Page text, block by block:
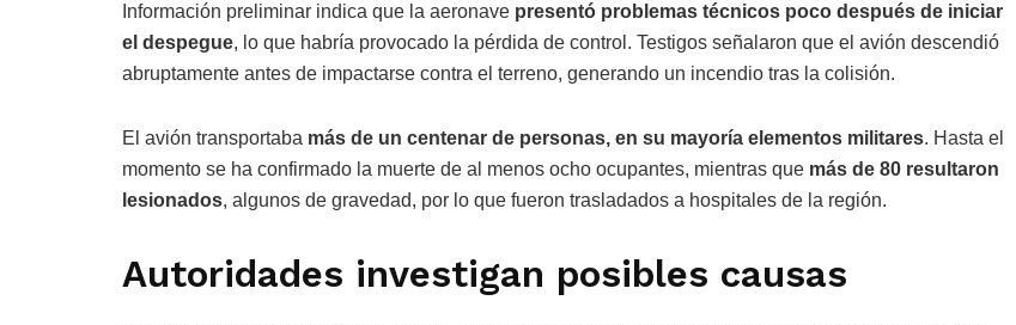
Información preliminar indica que la aeronave presentó problemas técnicos poco después de iniciar
el despegue, lo que habría provocado la pérdida de control. Testigos señalaron que el avión descendió
abruptamente antes de impactarse contra el terreno, generando un incendio tras la colisión.
El avión transportaba más de un centenar de personas, en su mayoría elementos militares. Hasta el
momento se ha confirmado la muerte de al menos ocho ocupantes, mientras que más de 80 resultaron
lesionados, algunos de gravedad, por lo que fueron trasladados a hospitales de la región.
Autoridades investigan posibles causas